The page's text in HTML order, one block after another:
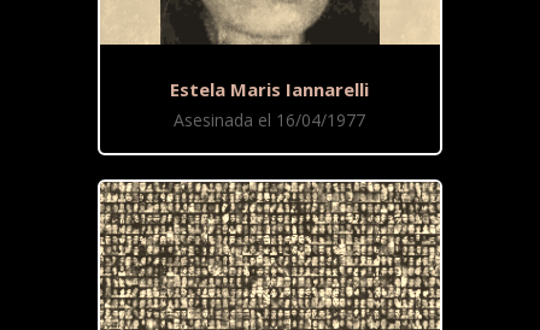
Estela Maris Iannarelli
Asesinada el 16/04/1977